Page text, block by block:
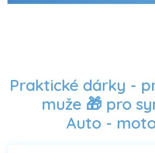
Praktické dárky -
muže 🎁 pro
Auto -